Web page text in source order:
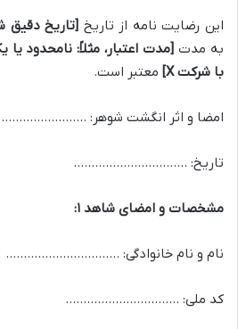
این رضایت نامه از تاریخ [تاریخ دقیق
به مدت [مدت اعتبار، مثلاً: نامحدود
با شرکت X]
معتبر است.
امضا و اثر انگشت شوهر:
تاریخ: …………………………..
مشخصات و امضای شاهد ۱:
نام و نام خانوادگی: …………………………..
کد ملی: …………………………..